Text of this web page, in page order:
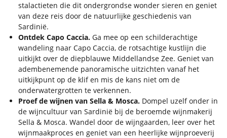
stalactieten die dit ondergrondse wonder sieren en geniet
van deze reis door de natuurlijke geschiedenis van
Sardinië.
Ontdek Capo Caccia. Ga mee op een schilderachtige
wandeling naar Capo Caccia, de rotsachtige kustlijn die
uitkijkt over de diepblauwe Middellandse Zee. Geniet van
adembenemende panoramische uitzichten vanaf het
uitkijkpunt op de klif en mis de kans niet om de
onderwatergrotten te verkennen.
Proef de wijnen van Sella & Mosca. Dompel uzelf onder in
de wijncultuur van Sardinië bij de beroemde wijnmakerij
Sella & Mosca. Wandel door de wijngaarden, leer over het
wijnmaakproces en geniet van een heerlijke wijnproeverij